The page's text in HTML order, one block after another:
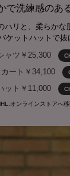
で洗練感のあ
リと、柔らか
ケットハットで
ャツ￥25,300
カート￥34,100
ット￥11,000
オンラインストアへ